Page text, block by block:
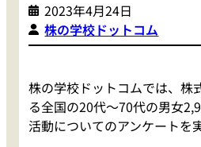
2023年4月24日
株の学校ドットコム
株の学校ドットコムでは、株
る全国の20代～70代の男女
活動についてのアンケートを